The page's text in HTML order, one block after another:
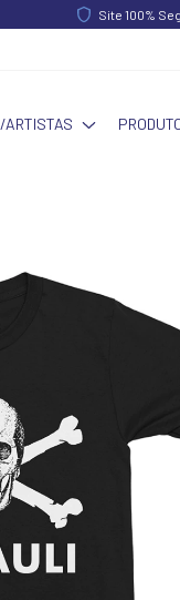
Site 100%
ARTISTAS